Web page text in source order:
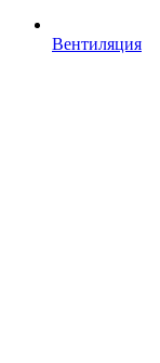
Вентиляция